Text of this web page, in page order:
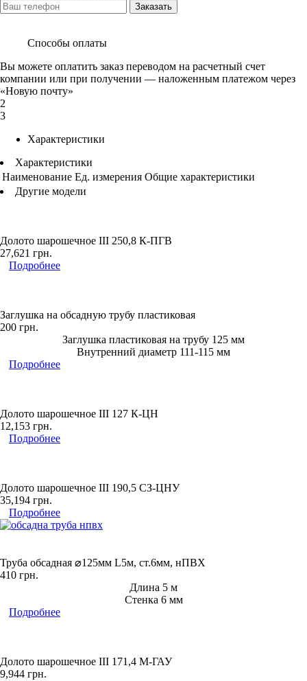
Заказать
Способы оплаты
Вы можете оплатить заказ переводом на расчетный счет
компании или при получении — наложенным платежом через
«Новую почту»
2
3
Характеристики
Характеристики
Наименование Ед. измерения Общие характеристики
Другие модели
Долото шарошечное ІІІ 250,8 К-ПГВ
27,621 грн.
Подробнее
Заглушка на обсадную трубу пластиковая
200 грн.
Заглушка пластиковая на трубу 125 мм
Внутренний диаметр 111-115 мм
Подробнее
Долото шарошечное ІІІ 127 К-ЦН
12,153 грн.
Подробнее
Долото шарошечное ІІІ 190,5 СЗ-ЦНУ
35,194 грн.
Подробнее
Труба обсадная ⌀125мм L5м, ст.6мм, нПВХ
410 грн.
Длина 5 м
Стенка 6 мм
Подробнее
Долото шарошечное ІІІ 171,4 М-ГАУ
9,944 грн.